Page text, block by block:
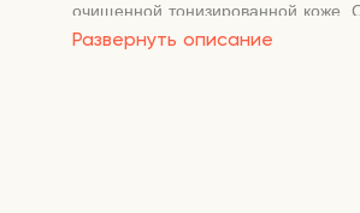
Развернуть описание
очищенной тонизированной коже.
миске порошок и воду в